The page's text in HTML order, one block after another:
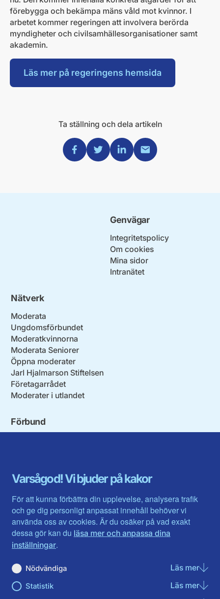
Varsågod! Vi bjuder på kakor
För att kunna förbättra din upplevelse, analysera trafik
och ge dig personligt anpassat innehåll behöver vi
använda oss av cookies. Är du osäker på vad exakt
dessa gör kan du läsa mer och anpassa dina
inställningar.
Nödvändiga Läs merom
Statistik Läs merom
förebygga och bekämpa mäns våld mot kvinnor. I
arbetet kommer regeringen att involvera berörda
myndigheter och civilsamhällesorganisationer samt
akademin.
Läs mer på regeringens hemsida
Ta ställning och dela artikeln
Dela via Facebook
Dela via Twitter
Dela via Linkedin
Dela via Mail
Genvägar
Integritetspolicy
Om cookies
Mina sidor
Intranätet
Nätverk
Moderata
Ungdomsförbundet
Moderatkvinnorna
Moderata Seniorer
Öppna moderater
Jarl Hjalmarson Stiftelsen
Företagarrådet
Moderater i utlandet
Förbund
Gävleborg
Halland
Jämtlands län
Jönköpings län
Kalmar län
Kronobergs län
Norrbotten
Skåne län
Värmlands län
Västerbotten
Västra Götaland
Västernorrland
Västmanland
Örebro län
Östergötland
Du hittar oss här på sociala medier